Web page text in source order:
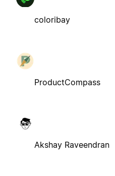
coloribay
ProductCompass
Akshay Raveendran